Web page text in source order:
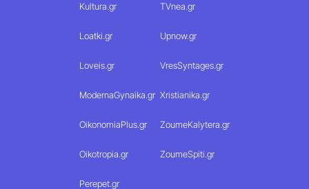
Kultura.gr TVnea.gr
Loatki.gr Upnow.gr
Loveis.gr VresSyntages.gr
ModernaGynaika.gr Xristianika.gr
OikonomiaPlus.gr ZoumeKalytera.gr
Oikotropia.gr ZoumeSpiti.gr
Perepet.gr